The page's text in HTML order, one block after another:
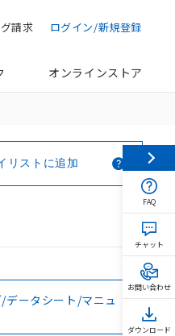
ログイン/新規登録
請求
オンラインストア
リストに追加
データシート/マニュ
FAQ
チャット
お問い合わせ
ダウンロード